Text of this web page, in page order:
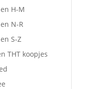
H-M
N-R
S-Z
THT koopjes